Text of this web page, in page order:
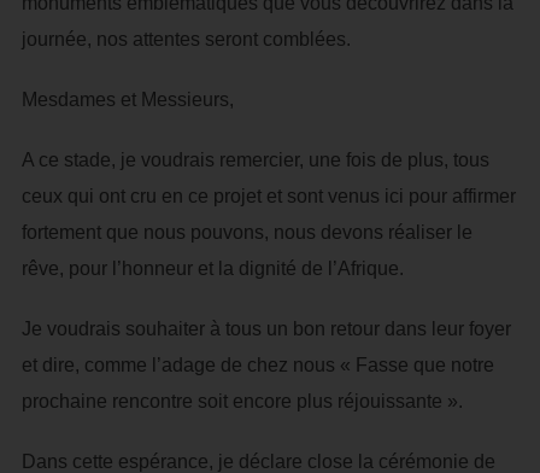
journée, nos attentes seront comblées.
Mesdames et Messieurs,
A ce stade, je voudrais remercier, une fois de plus, tous
ceux qui ont cru en ce projet et sont venus ici pour affirmer
fortement que nous pouvons, nous devons réaliser le
rêve, pour l’honneur et la dignité de l’Afrique.
Je voudrais souhaiter à tous un bon retour dans leur foyer
et dire, comme l’adage de chez nous « Fasse que notre
prochaine rencontre soit encore plus réjouissante ».
Dans cette espérance, je déclare close la cérémonie de